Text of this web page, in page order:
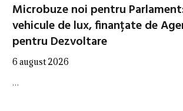
Microbuze noi pentru
vehicule de lux, finanțate de
pentru Dezvoltare
6 august 2026
…